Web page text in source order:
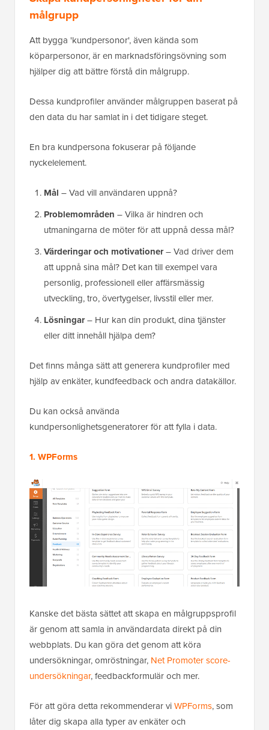
målgrupp
Att bygga 'kundpersonor', även kända som
köparpersonor, är en marknadsföringsövning som
hjälper dig att bättre förstå din målgrupp.
Dessa kundprofiler använder målgruppen baserat på
den data du har samlat in i det tidigare steget.
En bra kundpersona fokuserar på följande
nyckelelement.
Mål – Vad vill användaren uppnå?
Problemområden – Vilka är hindren och
utmaningarna de möter för att uppnå dessa mål?
Värderingar och motivationer– Vad driver dem
att uppnå sina mål? Det kan till exempel vara
personlig, professionell eller affärsmässig
utveckling, tro, övertygelser, livsstil eller mer.
Lösningar– Hur kan din produkt, dina tjänster
eller ditt innehåll hjälpa dem?
Det finns många sätt att generera kundprofiler med
hjälp av enkäter, kundfeedback och andra datakällor.
Du kan också använda
kundpersonlighetsgeneratorer för att fylla i data.
1. WPForms
Kanske det bästa sättet att skapa en målgruppsprofil
är genom att samla in användardata direkt på din
webbplats. Du kan göra det genom att köra
undersökningar, omröstningar, Net Promoter score-
undersökningar, feedbackformulär och mer.
För att göra detta rekommenderar viWPForms, som
låter dig skapa alla typer av enkäter och